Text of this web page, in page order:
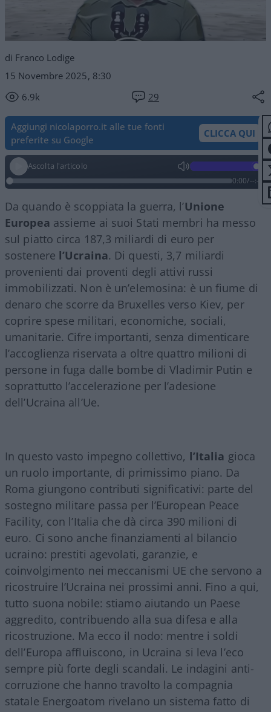
di Franco Lodige
15 Novembre 2025, 8:30
6.9k
29
Aggiungi nicolaporro.it alle tue fonti
preferite su Google
CLICCA QUI
Ascolta l'articolo
0:00/--:--
Da quando è scoppiata la guerra, l’Unione
Europea assieme ai suoi Stati membri ha messo
sul piatto circa 187,3 miliardi di euro per
sostenere l’Ucraina. Di questi, 3,7 miliardi
provenienti dai proventi degli attivi russi
immobilizzati. Non è un’elemosina: è un fiume di
denaro che scorre da Bruxelles verso Kiev, per
coprire spese militari, economiche, sociali,
umanitarie. Cifre importanti, senza dimenticare
l’accoglienza riservata a oltre quattro milioni di
persone in fuga dalle bombe di Vladimir Putin e
soprattutto l’accelerazione per l’adesione
dell’Ucraina all’Ue.
In questo vasto impegno collettivo, l’Italia gioca
un ruolo importante, di primissimo piano. Da
Roma giungono contributi significativi: parte del
sostegno militare passa per l’European Peace
Facility, con l’Italia che dà circa 390 milioni di
euro. Ci sono anche finanziamenti al bilancio
ucraino: prestiti agevolati, garanzie, e
coinvolgimento nei meccanismi UE che servono a
ricostruire l’Ucraina nei prossimi anni. Fino a qui,
tutto suona nobile: stiamo aiutando un Paese
aggredito, contribuendo alla sua difesa e alla
ricostruzione. Ma ecco il nodo: mentre i soldi
dell’Europa affluiscono, in Ucraina si leva l’eco
sempre più forte degli scandali. Le indagini anti-
corruzione che hanno travolto la compagnia
statale Energoatom rivelano un sistema fatto di